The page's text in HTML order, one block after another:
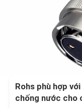
Rohs phù hợp
chống nước cho